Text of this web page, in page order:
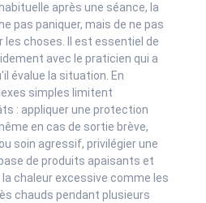
après une séance, la
pas paniquer, mais de ne pas
les choses. Il est essentiel de
avec le praticien qui a
évalue la situation. En
simples limitent
: appliquer une protection
en cas de sortie brève,
soin agressif, privilégier une
de produits apaisants et
chaleur excessive comme les
chauds pendant plusieurs